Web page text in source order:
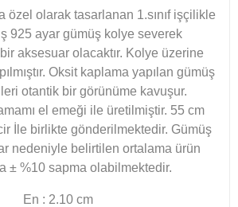
özel olarak tasarlanan 1.sınıf işçilikle
925 ayar gümüş kolye severek
aksesuar olacaktır. Kolye üzerine
Oksit kaplama yapılan gümüş
otantik bir görünüme kavuşur.
el emeği ile üretilmiştir. 55 cm
İle birlikte gönderilmektedir. Gümüş
nedeniyle belirtilen ortalama ürün
± %10 sapma olabilmektedir.
En : 2.10 cm